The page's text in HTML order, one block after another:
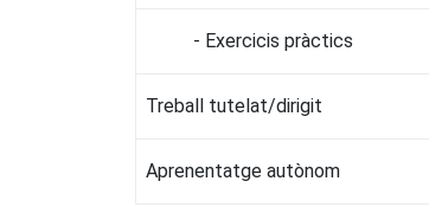
- Exercicis pràctics
Treball tutelat/dirigit
Aprenentatge autònom